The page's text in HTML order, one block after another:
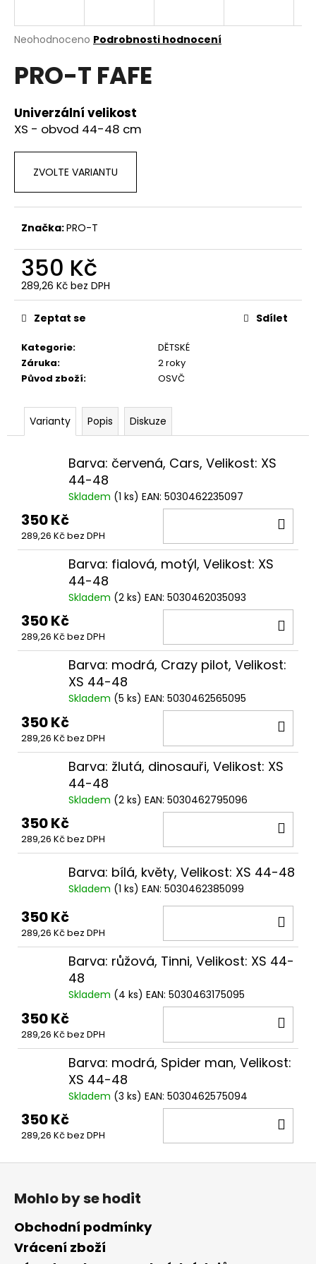
Průměrné
produktu
je
z
5
hvězdiček.
Neohodnoceno Podrobnosti hodnocení
PRO-T FAFE
Univerzální velikost
XS - obvod 44-48 cm
ZVOLTE VARIANTU
Značka:PRO-T
350 Kč
289,26 Kč bez DPH
Měrná
cena:
Kategorie:
DĚTSKÉ
Záruka:
2 roky
Původ zboží: OSVČ
Zeptat se Sdílet
Varianty Popis Diskuze
Barva: červená, Cars, Velikost: XS
44-48
Skladem (1 ks) EAN: 5030462235097
350 Kč
289,26 Kč bez DPH
Barva: fialová, motýl, Velikost: XS
44-48
Skladem (2 ks) EAN: 5030462035093
350 Kč
289,26 Kč bez DPH
Barva: modrá, Crazy pilot, Velikost:
XS 44-48
Skladem (5 ks) EAN: 5030462565095
350 Kč
289,26 Kč bez DPH
Barva: žlutá, dinosauři, Velikost: XS
44-48
Skladem (2 ks) EAN: 5030462795096
350 Kč
289,26 Kč bez DPH
Barva: bílá, květy, Velikost: XS 44-48
Skladem (1 ks) EAN: 5030462385099
350 Kč
289,26 Kč bez DPH
Barva: růžová, Tinni, Velikost: XS 44-
48
Skladem (4 ks) EAN: 5030463175095
350 Kč
289,26 Kč bez DPH
Barva: modrá, Spider man, Velikost:
XS 44-48
Skladem (3 ks) EAN: 5030462575094
350 Kč
289,26 Kč bez DPH
j
t
?
D
p
o
u
č
e
m
Mohlo by se hodit
Obchodní podmínky
Vrácení zboží